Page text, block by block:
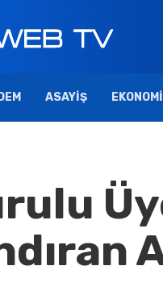
ASAYIŞ EKONOMI